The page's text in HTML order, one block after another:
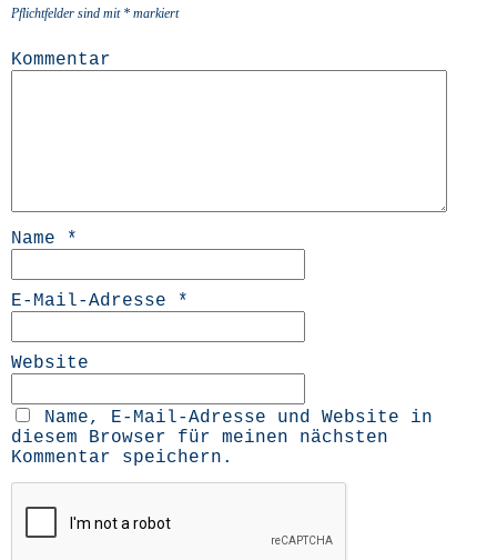
Pflichtfelder sind mit * markiert
Kommentar
Name *
E-Mail-Adresse *
Website
Name, E-Mail-Adresse und Website in
diesem Browser für meinen nächsten
Kommentar speichern.